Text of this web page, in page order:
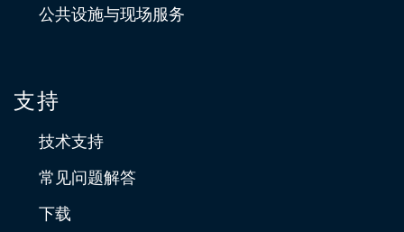
公共设施与现场服务
支持
技术支持
常见问题解答
下载